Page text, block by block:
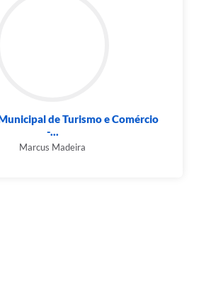
de Turismo e Comércio
-...
Marcus Madeira